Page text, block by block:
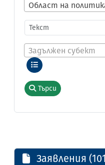
Област на
Задължен субект
Търси
Заявления